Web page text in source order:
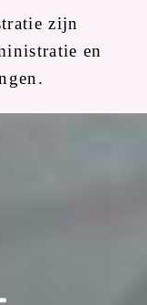
zijn
en